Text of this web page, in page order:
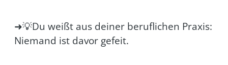
➜💡Du weißt aus deiner beruflichen Praxis:
Niemand ist davor gefeit.